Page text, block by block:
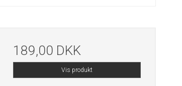
189,00 DKK
Vis produkt